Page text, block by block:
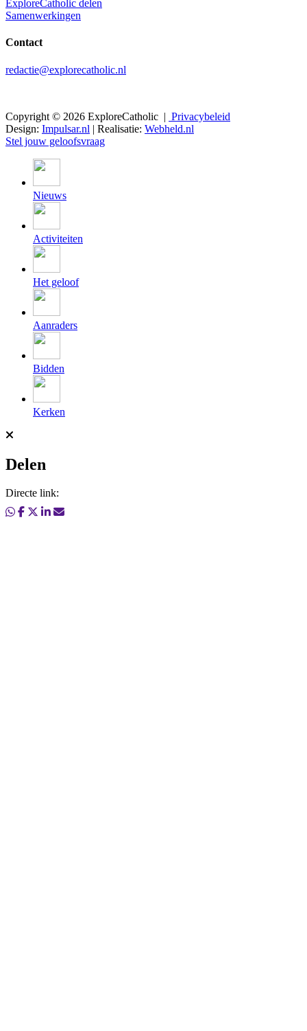
ExploreCatholic delen
Samenwerkingen
Contact
redactie@explorecatholic.nl
Copyright © 2026 ExploreCatholic | Privacybeleid
Design: Impulsar.nl | Realisatie: Webheld.nl
Stel jouw geloofsvraag
Nieuws
Activiteiten
Het geloof
Aanraders
Bidden
Kerken
Delen
Directe link: